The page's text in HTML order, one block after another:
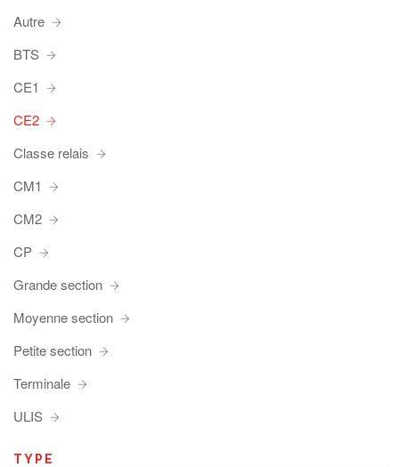
Autre
BTS
CE1
CE2
Classe relais
CM1
CM2
CP
Grande section
Moyenne section
Petite section
Terminale
ULIS
TYPE